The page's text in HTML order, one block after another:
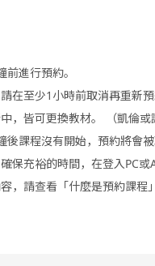
進行預約。
在至少1小時前取消再重新預
，皆可更換教材。 （凱倫或
課程沒有開始，預約將會被
保充裕的時間，在登入PC或
，請查看「什麼是預約課程